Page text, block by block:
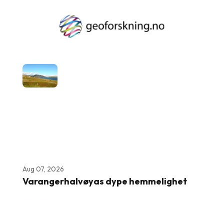
Aug 07, 2026
Varangerhalvøyas dype hemmelighet